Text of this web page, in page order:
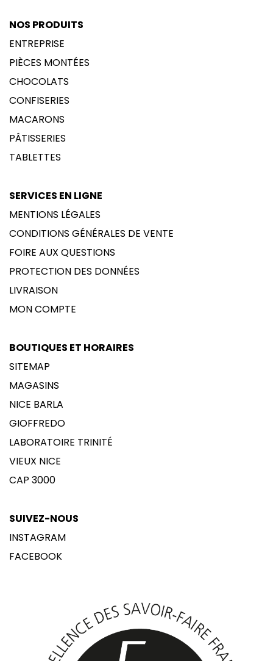
NOS PRODUITS
ENTREPRISE
PIÈCES MONTÉES
CHOCOLATS
CONFISERIES
MACARONS
PÂTISSERIES
TABLETTES
SERVICES EN LIGNE
MENTIONS LÉGALES
CONDITIONS GÉNÉRALES DE VENTE
FOIRE AUX QUESTIONS
PROTECTION DES DONNÉES
LIVRAISON
MON COMPTE
BOUTIQUES ET HORAIRES
SITEMAP
MAGASINS
NICE BARLA
GIOFFREDO
LABORATOIRE TRINITÉ
VIEUX NICE
CAP 3000
SUIVEZ-NOUS
INSTAGRAM
FACEBOOK